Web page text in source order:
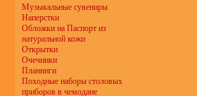
Музыкальные сувениры
Наперстки
Обложки на Паспорт из
натуральной кожи
Открытки
Очечники
Планинги
Походные наборы столовых
приборов в чемодане